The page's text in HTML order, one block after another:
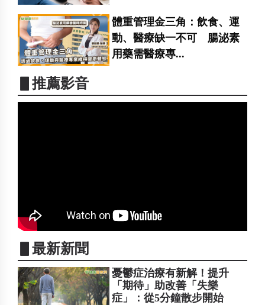
體重管理金三角：飲食、運
動、醫療缺一不可 腸泌素
用藥需醫療專...
▋推薦影音
▋最新新聞
憂鬱症治療有新解！提升
「期待」助改善「失樂
症」：從5分鐘散步開始